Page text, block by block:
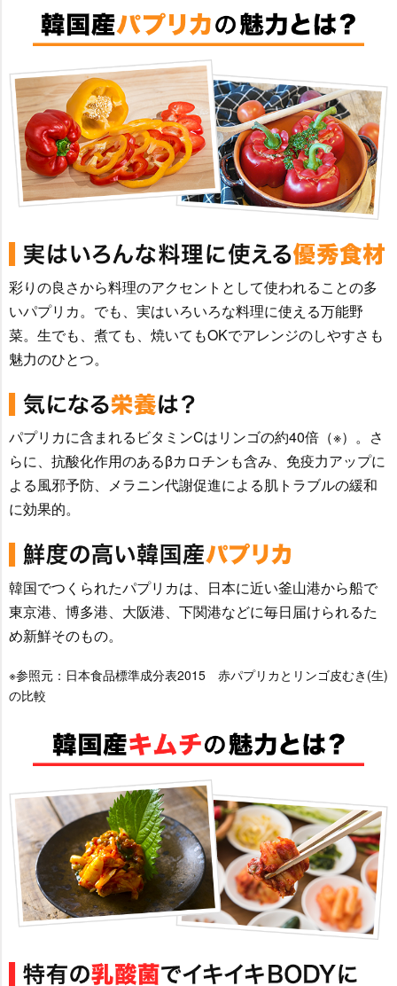
彩りの良さから料理のアクセントとして使われることの多
いパプリカ。でも、実はいろいろな料理に使える万能野
菜。生でも、煮ても、焼いてもOKでアレンジのしやすさも
魅力のひとつ。
パプリカに含まれるビタミンCはリンゴの約40倍（※）。さ
らに、抗酸化作用のあるβカロチンも含み、免疫力アップに
よる風邪予防、メラニン代謝促進による肌トラブルの緩和
に効果的。
韓国でつくられたパプリカは、日本に近い釜山港から船で
東京港、博多港、大阪港、下関港などに毎日届けられるた
め新鮮そのもの。
※参照元：日本食品標準成分表2015 赤パプリカとリンゴ皮むき(生)
の比較